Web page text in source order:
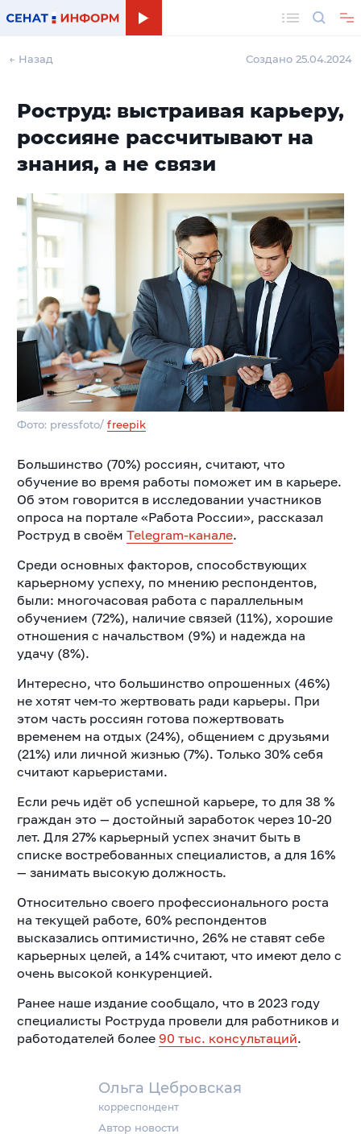
Ольга Цебровская
корреспондент
Автор новости
← Назад Создано 25.04.2024
Роструд: выстраивая карьеру,
россияне рассчитывают на
знания, а не связи
Фото: pressfoto/ freepik
Большинство (70%) россиян, считают, что
обучение во время работы поможет им в карьере.
Об этом говорится в исследовании участников
опроса на портале «Работа России», рассказал
Роструд в своём Telegram-канале.
Среди основных факторов, способствующих
карьерному успеху, по мнению респондентов,
были: многочасовая работа с параллельным
обучением (72%), наличие связей (11%), хорошие
отношения с начальством (9%) и надежда на
удачу (8%).
Интересно, что большинство опрошенных (46%)
не хотят чем-то жертвовать ради карьеры. При
этом часть россиян готова пожертвовать
временем на отдых (24%), общением с друзьями
(21%) или личной жизнью (7%). Только 30% себя
считают карьеристами.
Если речь идёт об успешной карьере, то для 38 %
граждан это — достойный заработок через 10-20
лет. Для 27% карьерный успех значит быть в
списке востребованных специалистов, а для 16%
— занимать высокую должность.
Относительно своего профессионального роста
на текущей работе, 60% респондентов
высказались оптимистично, 26% не ставят себе
карьерных целей, а 14% считают, что имеют дело с
очень высокой конкуренцией.
Ранее наше издание сообщало, что в 2023 году
специалисты Роструда провели для работников и
работодателей более 90 тыс. консультаций.